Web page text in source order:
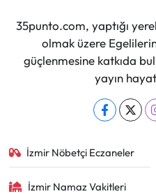
35punto.com, yaptığı
olmak üzere
güçlenmesine katkıda
yayın
İzmir Nöbetçi Eczaneler
İzmir Namaz Vakitleri